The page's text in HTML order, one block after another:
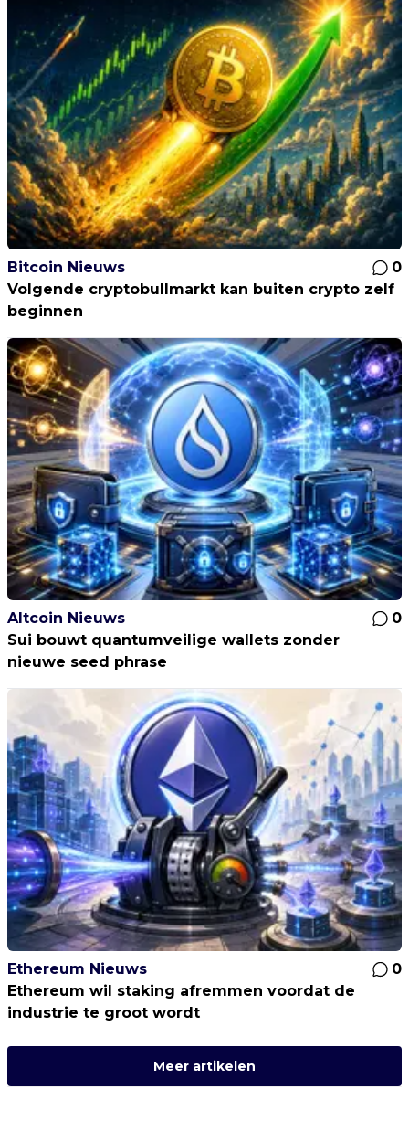
Bitcoin Nieuws
0
Volgende cryptobullmarkt kan buiten crypto zelf
beginnen
Altcoin Nieuws
0
Sui bouwt quantumveilige wallets zonder
nieuwe seed phrase
Ethereum Nieuws
0
Ethereum wil staking afremmen voordat de
industrie te groot wordt
Meer artikelen